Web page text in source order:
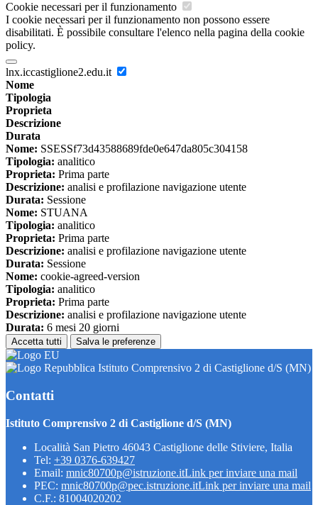
Cookie necessari per il funzionamento
I cookie necessari per il funzionamento non possono essere
disabilitati. È possibile consultare l'elenco nella pagina della cookie
policy.
lnx.iccastiglione2.edu.it
Nome
Tipologia
Proprieta
Descrizione
Durata
Nome: SSESSf73d43588689fde0e647da805c304158
Tipologia: analitico
Proprieta: Prima parte
Descrizione: analisi e profilazione navigazione utente
Durata: Sessione
Nome: STUANA
Tipologia: analitico
Proprieta: Prima parte
Descrizione: analisi e profilazione navigazione utente
Durata: Sessione
Nome: cookie-agreed-version
Tipologia: analitico
Proprieta: Prima parte
Descrizione: analisi e profilazione navigazione utente
Durata: 6 mesi 20 giorni
Accetta tutti Salva le preferenze
Istituto Comprensivo 2 di Castiglione d/S (MN)
Contatti
Istituto Comprensivo 2 di Castiglione d/S (MN)
Località San Pietro 46043 Castiglione delle Stiviere, Italia
Tel: +39 0376-639427
Email: mnic80700p@istruzione.itLink per inviare una mail
PEC: mnic80700p@pec.istruzione.itLink per inviare una mail
C.F.: 81004020202